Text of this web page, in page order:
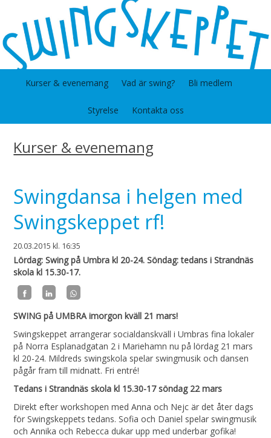
Kurser & evenemang Vad är swing? Bli medlem
Styrelse Kontakta oss
Kurser & evenemang
Swingdansa i helgen med
Swingskeppet rf​!
20.03.2015kl. 16:35
Lördag: Swing på Umbra kl 20-24. Söndag: tedans i Strandnäs
skola kl 15.30-17.
SWING på UMBRA imorgon kväll 21 mars!
Swingskeppet arrangerar socialdanskväll i Umbras fina lokaler
på Norra Esplanadgatan 2 i Mariehamn nu på lördag 21 mars
kl 20-24. Mildreds swingskola spelar swingmusik och dansen
pågår fram till midnatt. Fri entré!
Tedans i Strandnäs skola kl 15.30-17 söndag 22 mars
Direkt efter workshopen med Anna och Nejc är det åter dags
för Swingskeppets tedans. Sofia och Daniel spelar swingmusik
och Annika och Rebecca dukar upp med underbar gofika!